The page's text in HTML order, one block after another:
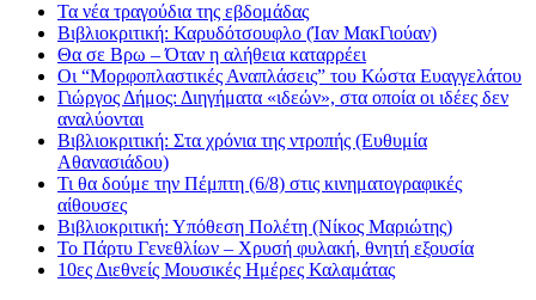
Τα νέα τραγούδια της εβδομάδας
Βιβλιοκριτική: Καρυδότσουφλο (Ίαν ΜακΓιούαν)
Θα σε Βρω – Όταν η αλήθεια καταρρέει
Οι “Μορφοπλαστικές Αναπλάσεις” του Κώστα Ευαγγελάτου
Γιώργος Δήμος: Διηγήματα «ιδεών», στα οποία οι ιδέες δεν
αναλύονται
Βιβλιοκριτική: Στα χρόνια της ντροπής (Ευθυμία
Αθανασιάδου)
Τι θα δούμε την Πέμπτη (6/8) στις κινηματογραφικές
αίθουσες
Βιβλιοκριτική: Υπόθεση Πολέτη (Νίκος Μαριώτης)
Το Πάρτυ Γενεθλίων – Χρυσή φυλακή, θνητή εξουσία
10ες Διεθνείς Μουσικές Ημέρες Καλαμάτας